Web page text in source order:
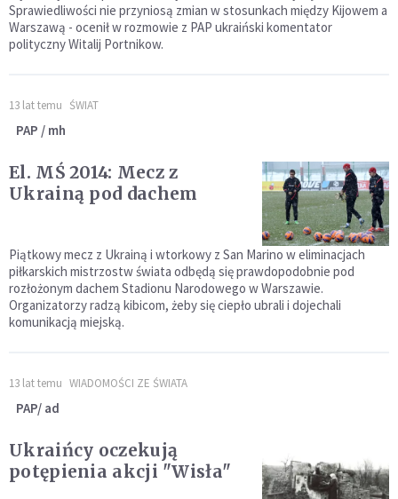
Sprawiedliwości nie przyniosą zmian w stosunkach między Kijowem a
Warszawą - ocenił w rozmowie z PAP ukraiński komentator
polityczny Witalij Portnikow.
13 lat temu ŚWIAT
PAP / mh
El. MŚ 2014: Mecz z
Ukrainą pod dachem
Piątkowy mecz z Ukrainą i wtorkowy z San Marino w eliminacjach
piłkarskich mistrzostw świata odbędą się prawdopodobnie pod
rozłożonym dachem Stadionu Narodowego w Warszawie.
Organizatorzy radzą kibicom, żeby się ciepło ubrali i dojechali
komunikacją miejską.
13 lat temu WIADOMOŚCI ZE ŚWIATA
PAP/ ad
Ukraińcy oczekują
potępienia akcji "Wisła"